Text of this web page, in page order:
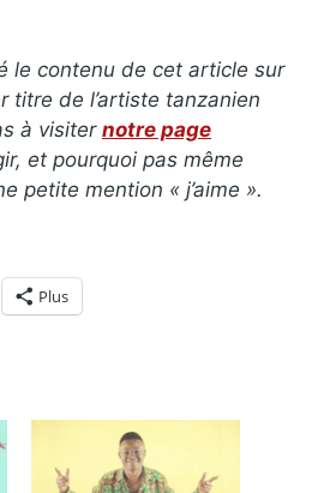
le contenu de cet article sur
titre de l’artiste tanzanien
à visiter notre page
et pourquoi pas même
petite mention « j’aime ».
Plus